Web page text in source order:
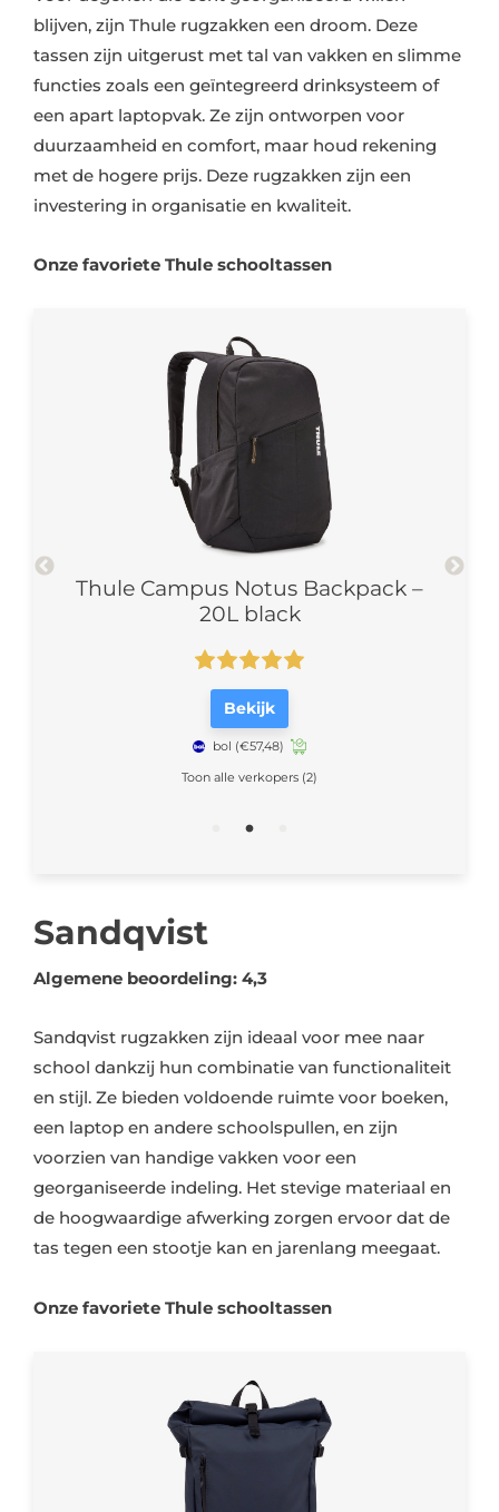
tassen zijn uitgerust met tal van vakken en slimme
functies zoals een geïntegreerd drinksysteem of
een apart laptopvak. Ze zijn ontworpen voor
duurzaamheid en comfort, maar houd rekening
met de hogere prijs. Deze rugzakken zijn een
investering in organisatie en kwaliteit.
20L black
Bekijk
bol (€57,48)
Toon alle verkopers (2)
Sandqvist
Algemene beoordeling: 4,3
school dankzij hun combinatie van functionaliteit
en stijl. Ze bieden voldoende ruimte voor boeken,
een laptop en andere schoolspullen, en zijn
voorzien van handige vakken voor een
georganiseerde indeling. Het stevige materiaal en
de hoogwaardige afwerking zorgen ervoor dat de
tas tegen een stootje kan en jarenlang meegaat.